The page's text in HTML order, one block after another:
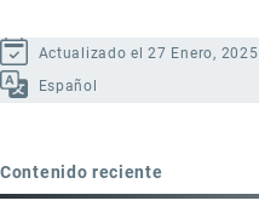
Actualizado el 27 Enero, 2025
Español
Contenido reciente